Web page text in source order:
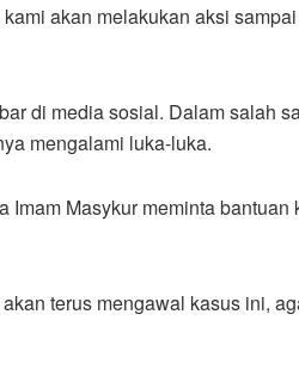
akan melakukan aksi
di media sosial. Dalam salah
mengalami luka-luka.
Masykur meminta
terus mengawal kasus ini,